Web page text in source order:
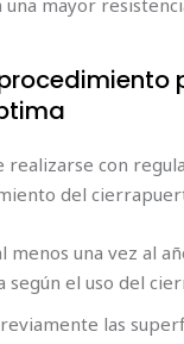
realizarse con
del
menos una vez al
según el uso del
las